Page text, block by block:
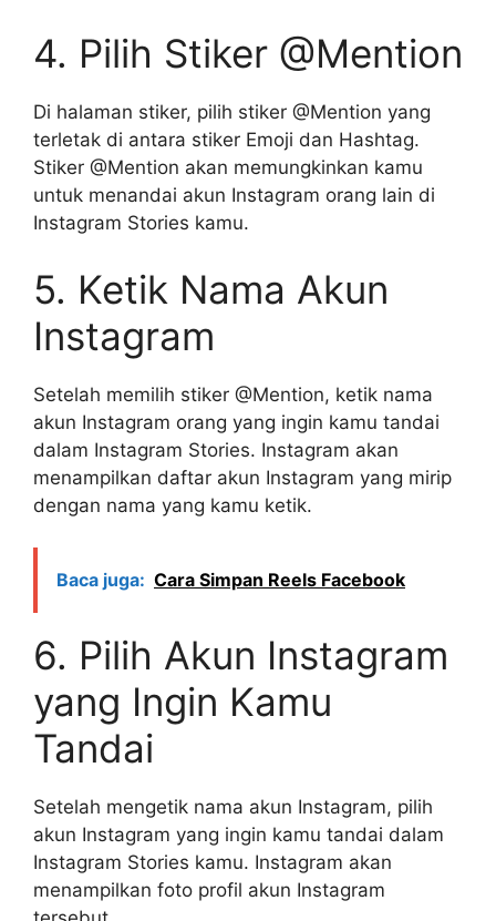
4. Pilih Stiker @Mention
Di halaman stiker, pilih stiker @Mention yang
terletak di antara stiker Emoji dan Hashtag.
Stiker @Mention akan memungkinkan kamu
untuk menandai akun Instagram orang lain di
Instagram Stories kamu.
5. Ketik Nama Akun
Instagram
Setelah memilih stiker @Mention, ketik nama
akun Instagram orang yang ingin kamu tandai
dalam Instagram Stories. Instagram akan
menampilkan daftar akun Instagram yang mirip
dengan nama yang kamu ketik.
Baca juga: Cara Simpan Reels Facebook
6. Pilih Akun Instagram
yang Ingin Kamu
Tandai
Setelah mengetik nama akun Instagram, pilih
akun Instagram yang ingin kamu tandai dalam
Instagram Stories kamu. Instagram akan
menampilkan foto profil akun Instagram